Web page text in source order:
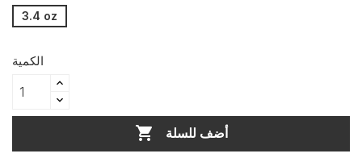
3.4 oz
الكمية
 أضف للسلة